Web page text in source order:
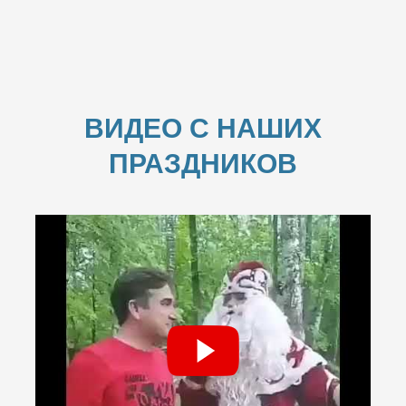
ВИДЕО С НАШИХ
ПРАЗДНИКОВ